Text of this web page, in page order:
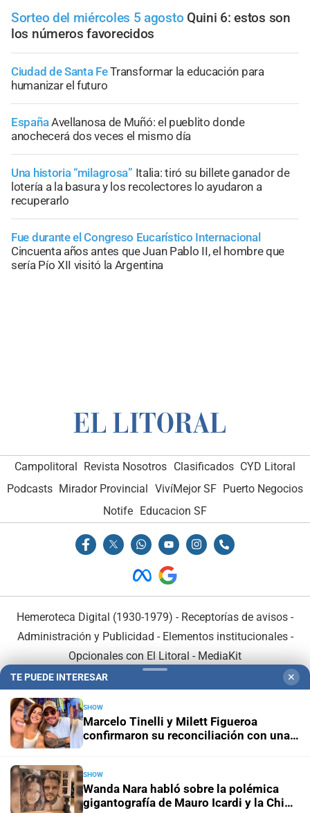
Sorteo del miércoles 5 agosto Quini 6: estos son
los números favorecidos
Ciudad de Santa FeTransformar la educación para
humanizar el futuro
EspañaAvellanosa de Muñó: el pueblito donde
anochecerá dos veces el mismo día
Una historia “milagrosa” Italia: tiró su billete ganador de
lotería a la basura y los recolectores lo ayudaron a
recuperarlo
Fue durante el Congreso Eucarístico Internacional
Cincuenta años antes que Juan Pablo II, el hombre que
sería Pío XII visitó la Argentina
Campolitoral Revista Nosotros Clasificados CYD Litoral
Podcasts Mirador Provincial VivíMejor SF Puerto Negocios
Notife Educacion SF
Hemeroteca Digital (1930-1979) - Receptorías de avisos -
Administración y Publicidad - Elementos institucionales-
Opcionales con El Litoral - MediaKit
En Asociación con:
TE PUEDE INTERESAR ✕
SHOW
Marcelo Tinelli y Milett Figueroa
confirmaron su reconciliación con una
SHOW
Wanda Nara habló sobre la polémica
gigantografía de Mauro Icardi y la China